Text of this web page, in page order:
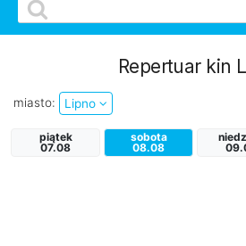
Repertuar kin
miasto: Lipno
piątek
07.08
sobota
08.08